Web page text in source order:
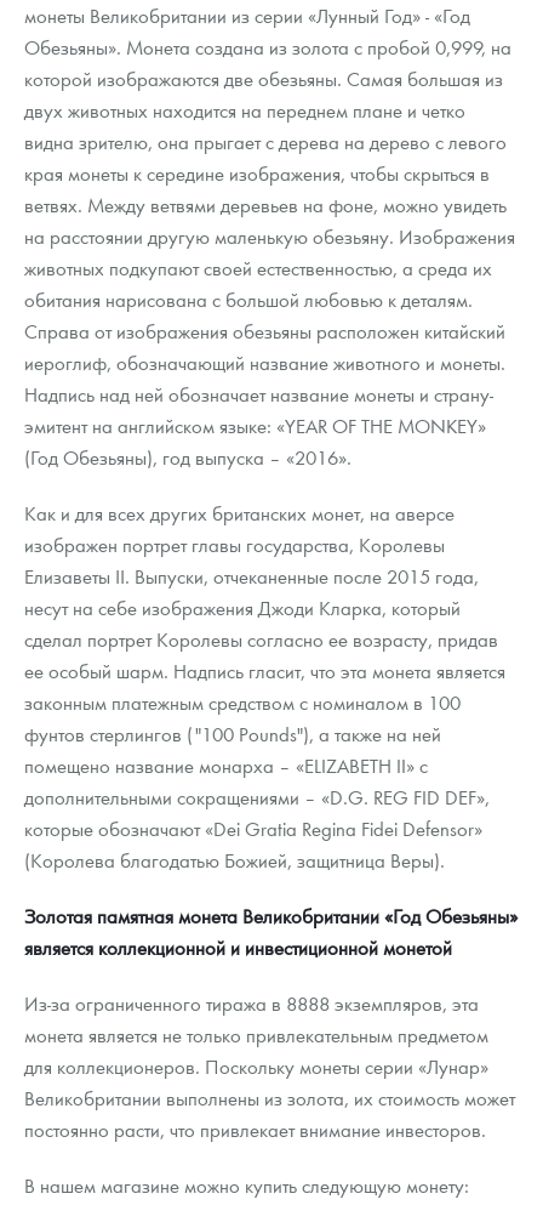
монеты Великобритании из серии «Лунный Год» - «Год
Обезьяны». Монета создана из золота с пробой 0,999, на
которой изображаются две обезьяны. Самая большая из
двух животных находится на переднем плане и четко
видна зрителю, она прыгает с дерева на дерево с левого
края монеты к середине изображения, чтобы скрыться в
ветвях. Между ветвями деревьев на фоне, можно увидеть
на расстоянии другую маленькую обезьяну. Изображения
животных подкупают своей естественностью, а среда их
обитания нарисована с большой любовью к деталям.
Справа от изображения обезьяны расположен китайский
иероглиф, обозначающий название животного и монеты.
Надпись над ней обозначает название монеты и страну-
эмитент на английском языке: «YEAR OF THE MONKEY»
(Год Обезьяны), год выпуска – «2016».
Как и для всех других британских монет, на аверсе
изображен портрет главы государства, Королевы
Елизаветы ІІ. Выпуски, отчеканенные после 2015 года,
несут на себе изображения Джоди Кларка, который
сделал портрет Королевы согласно ее возрасту, придав
ее особый шарм. Надпись гласит, что эта монета является
законным платежным средством с номиналом в 100
фунтов стерлингов ("100 Pounds"), а также на ней
помещено название монарха – «ELIZABETH II» с
дополнительными сокращениями – «D.G. REG FID DEF»,
которые обозначают «Dei Gratia Regina Fidei Defensor»
(Королева благодатью Божией, защитница Веры).
Золотая памятная монета Великобритании «Год Обезьяны»
является коллекционной и инвестиционной монетой
Из-за ограниченного тиража в 8888 экземпляров, эта
монета является не только привлекательным предметом
для коллекционеров. Поскольку монеты серии «Лунар»
Великобритании выполнены из золота, их стоимость может
постоянно расти, что привлекает внимание инвесторов.
В нашем магазине можно купить следующую монету: